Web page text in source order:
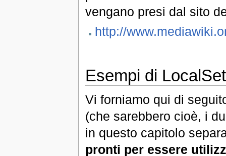
vengano presi dal sito
http://
Esempi di
Vi forniamo qui di
(che sarebbero cioè, i
in questo capitolo
pronti per essere